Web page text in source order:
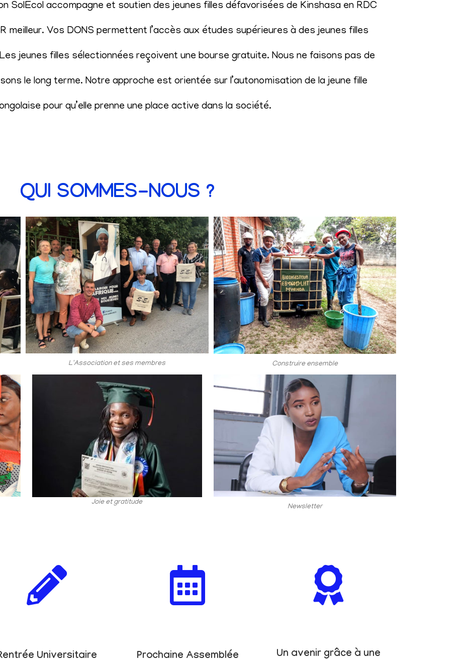
SolEcol accompagne et soutien des jeunes filles défavorisées de Kinshasa en RDC
meilleur. Vos DONS permettent l’accès aux études supérieures à des jeunes filles
jeunes filles sélectionnées reçoivent une bourse gratuite. Nous ne faisons pas de
le long terme. Notre approche est orientée sur l’autonomisation de la jeune fille
pour qu’elle prenne une place active dans la société.
QUI SOMMES-NOUS ?
L'Association et ses membres Construire ensemble
Joie et gratitude
Newsletter
Universitaire
Prochaine Assemblée
Un avenir grâce à une